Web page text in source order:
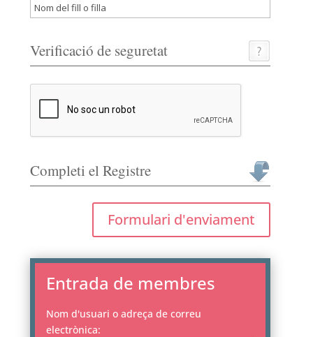
Verificació de seguretat
Completi el Registre
Formulari d'enviament
Entrada de membres
Nom d'usuari o adreça de correu
electrònica: